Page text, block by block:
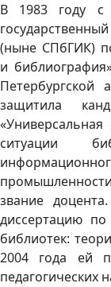
В 1983 году с
(ныне СПбГИК)
и
защитила
ситуации
звание
диссертацию
библиотек:
2004 года ей
педагогических